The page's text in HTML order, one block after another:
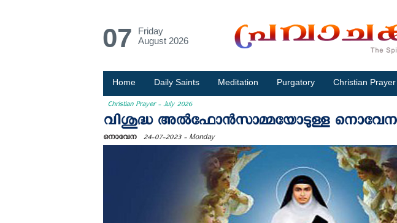
07
Friday
August 2026
Home Daily Saints Meditation Purgatory Christian Prayer
Christian Prayer - July 2026
വിശുദ്ധ അല്‍ഫോന്‍സാമ്മയോടുള്ള
നൊവേന 24-07-2023 - Monday